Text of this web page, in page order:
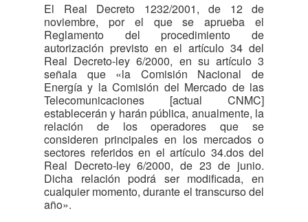
El Real Decreto 1232/2001, de 12 de
noviembre, por el que se aprueba el
Reglamento del procedimiento de
autorización previsto en el artículo 34 del
Real Decreto-ley 6/2000, en su artículo 3
señala que «la Comisión Nacional de
Energía y la Comisión del Mercado de las
Telecomunicaciones [actual CNMC]
establecerán y harán pública, anualmente, la
relación de los operadores que se
consideren principales en los mercados o
sectores referidos en el artículo 34.dos del
Real Decreto-ley 6/2000, de 23 de junio.
Dicha relación podrá ser modificada, en
cualquier momento, durante el transcurso del
año».